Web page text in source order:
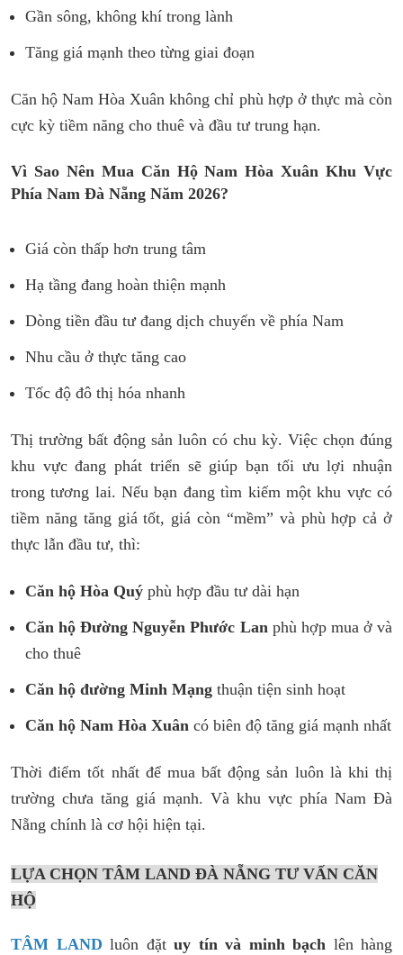
Gần sông, không khí trong lành
Tăng giá mạnh theo từng giai đoạn
Căn hộ Nam Hòa Xuân không chỉ phù hợp ở thực mà còn
cực kỳ tiềm năng cho thuê và đầu tư trung hạn.
Vì Sao Nên Mua Căn Hộ Nam Hòa Xuân Khu Vực
Phía Nam Đà Nẵng Năm 2026?
Giá còn thấp hơn trung tâm
Hạ tầng đang hoàn thiện mạnh
Dòng tiền đầu tư đang dịch chuyển về phía Nam
Nhu cầu ở thực tăng cao
Tốc độ đô thị hóa nhanh
Thị trường bất động sản luôn có chu kỳ. Việc chọn đúng
khu vực đang phát triển sẽ giúp bạn tối ưu lợi nhuận
trong tương lai. Nếu bạn đang tìm kiếm một khu vực có
tiềm năng tăng giá tốt, giá còn “mềm” và phù hợp cả ở
thực lẫn đầu tư, thì:
Căn hộ Hòa Quý phù hợp đầu tư dài hạn
Căn hộ Đường Nguyễn Phước Lanphù hợp mua ở và
cho thuê
Căn hộ đường Minh Mạng thuận tiện sinh hoạt
Căn hộ Nam Hòa Xuân có biên độ tăng giá mạnh nhất
Thời điểm tốt nhất để mua bất động sản luôn là khi thị
trường chưa tăng giá mạnh. Và khu vực phía Nam Đà
Nẵng chính là cơ hội hiện tại.
LỰA CHỌN TÂM LAND ĐÀ NẴNG TƯ VẤN CĂN
HỘ
TÂM LAND luôn đặt uy tín và minh bạch lên hàng